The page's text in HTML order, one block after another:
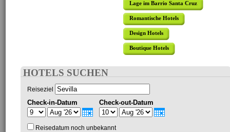
Lage im Barrio Santa Cruz
Romantische Hotels
Design Hotels
Boutique Hotels
HOTELS SUCHEN
Reiseziel
Check-in-Datum Check-out-Datum
Reisedatum noch unbekannt